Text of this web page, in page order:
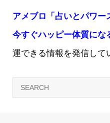
アメブロ「占いとパワー
今すぐハッピー体質にな
運できる情報を発信して